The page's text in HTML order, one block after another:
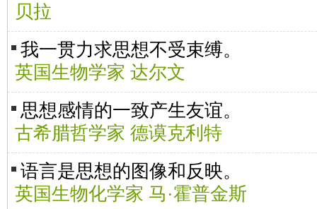
贝拉
我一贯力求思想不受束缚。
英国生物学家 达尔文
思想感情的一致产生友谊。
古希腊哲学家 德谟克利特
语言是思想的图像和反映。
英国生物化学家 马·霍普金斯